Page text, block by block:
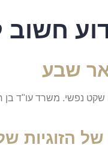
חשוב
שבע
נפשי. משרד עו"ד
הזוגיות